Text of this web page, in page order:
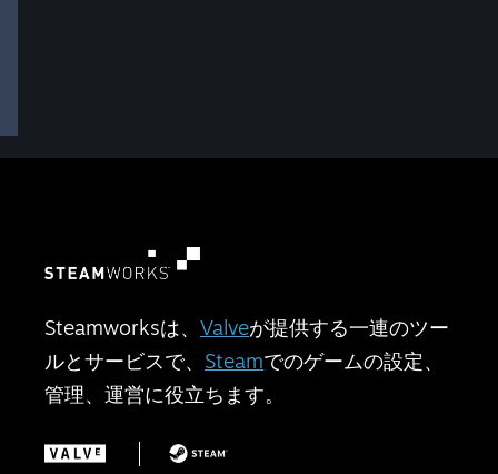
Steamworksは、 Valveが提供する一連のツー
ルとサービスで、 Steamでのゲームの設定、
管理、運営に役立ちます。